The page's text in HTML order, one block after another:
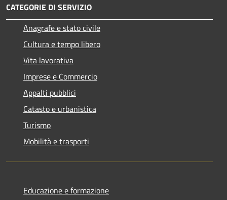
CATEGORIE DI SERVIZIO
Anagrafe e stato civile
Cultura e tempo libero
Vita lavorativa
Imprese e Commercio
Appalti pubblici
Catasto e urbanistica
Turismo
Mobilità e trasporti
Educazione e formazione